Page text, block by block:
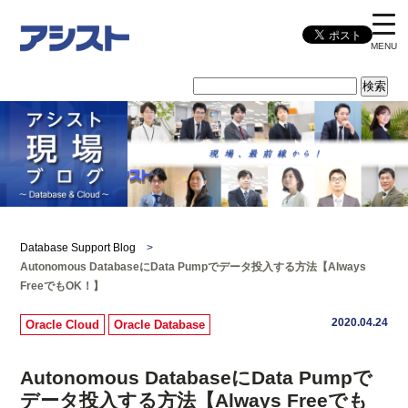
MENU
Database Support Blog
>
Autonomous DatabaseにData Pumpでデータ投入する方法【Always
FreeでもOK！】
Oracle Cloud Oracle Database 2020.04.24
Autonomous DatabaseにData Pumpで
データ投入する方法【Always Freeでも